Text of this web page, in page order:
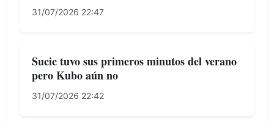
31/07/2026 22:47
Sucic tuvo sus primeros minutos del verano
pero Kubo aún no
31/07/2026 22:42